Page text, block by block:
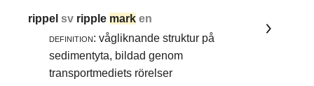
rippelsv ripple mark en
definition: vågliknande struktur på
sedimentyta, bildad genom
transportmediets rörelser